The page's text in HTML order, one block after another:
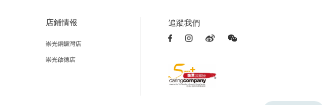
店鋪情報
崇光銅鑼灣店
崇光啟德店
追蹤我們